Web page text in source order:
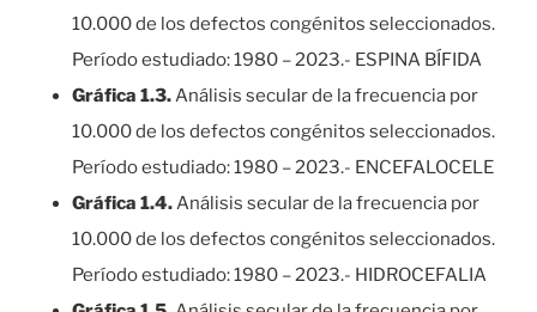
10.000 de los defectos congénitos seleccionados.
Período estudiado: 1980 – 2023.- ESPINA BÍFIDA
Gráfica 1.3.Análisis secular de la frecuencia por
10.000 de los defectos congénitos seleccionados.
Período estudiado: 1980 – 2023.- ENCEFALOCELE
Gráfica 1.4.Análisis secular de la frecuencia por
10.000 de los defectos congénitos seleccionados.
Período estudiado: 1980 – 2023.- HIDROCEFALIA